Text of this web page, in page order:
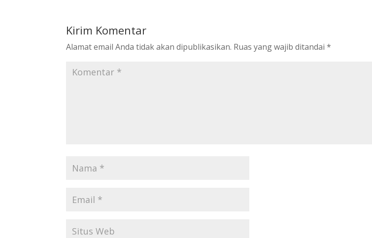
Kirim Komentar
Alamat email Anda tidak akan dipublikasikan. Ruas yang wajib ditandai*